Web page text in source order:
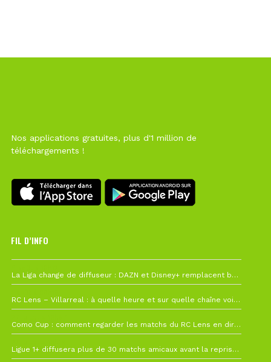
Nos applications gratuites, plus d'1 million de
téléchargements !
FIL D’INFO
La Liga change de diffuseur : DAZN et Disney+ remplacent beIN Sports !
RC Lens – Villarreal : à quelle heure et sur quelle chaîne voir la finale de la Como Cup ?
Como Cup : comment regarder les matchs du RC Lens en direct ?
Ligue 1+ diffusera plus de 30 matchs amicaux avant la reprise de la Ligue 1